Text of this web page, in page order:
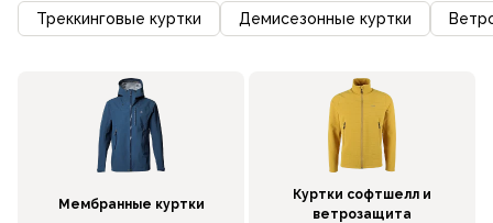
Треккинговые куртки Демисезонные куртки
Мембранные куртки
Куртки софтшелл и
ветрозащита